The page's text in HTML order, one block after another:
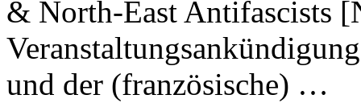
& North-East Antifascists
und der (französische) …